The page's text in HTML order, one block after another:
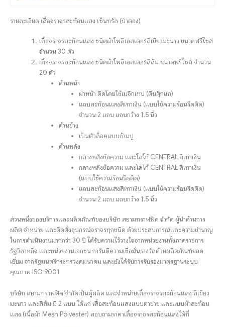
รายละเอียด เสื้อจราจรสะท้อนแสง เซ็นทรัล (ป่าตอง)
เสื้อจราจรสะท้อนแสง ชนิดผ้าโพลีเอสเตอร์สีเขียวมะนาว ขนาดฟรีไซส์
จำนวน 30 ตัว
เสื้อจราจรสะท้อนแสง ชนิดผ้าโพลีเอสเตอร์สีส้ม ขนาดฟรีไซส์ จำนวน
20 ตัว
ด้านหน้า
ผ่าหน้า ติดโดยใช้เมจิกเทป (ตีนตุ๊กแก)
แถบสะท้อนแสงสีเทาเงิน (แบบใช้ความร้อนรีดติด)
จำนวน 2 แถบ แถบกว้าง 1.5 นิ้ว
ด้านข้าง
เป็นตัวล็อคแบบก้ามปู
ด้านหลัง
กลางหลังข้อความ และโลโก้ CENTRAL สีเทาเงิน
กลางหลังข้อความ และโลโก้ CENTRAL สีเทาเงิน
(แบบใช้ความร้อนรีดติด)
แถบสะท้อนแสงสีเทาเงิน (แบบใช้ความร้อนรีดติด)
จำนวน 2 แถบ แถบกว้าง 1.5 นิ้ว
ส่วนหนึ่งของบริการและผลิตภัณฑ์ของบริษัท สยามทราฟฟิค จำกัด ผู้นำด้านการ
ผลิต จำหน่าย และติดตั้งอุปกรณ์จราจรทุกชนิด ด้วยประสบการณ์และความชำนาญ
ในการดำเนินงานมากกว่า 30 ปี ได้รับความไว้วางใจจากหน่วยงานทั้งภาคราชการ
รัฐวิสาหกิจ และหน่วยงานเอกชน การันตีความเชื่อมั่นรางวัลด้วยผลิตภัณฑ์ยอด
เยี่ยม จากรัฐมนตรีกระทรวงคมนาคม และยังได้รับการรับรองมาตรฐานระบบ
คุณภาพ ISO 9001
บริษัท สยามทราฟฟิค จำกัดเป็นผู้ผลิต และจำหน่ายเสื้อจราจรสะท้อนแสง สีเขียว
มะนาว และสีส้ม มี 2 แบบ ได้แก่ เสื้อสะท้อนแสงแบบตาข่าย และแบบผ้าสะท้อน
แสง (เนื้อผ้า Mesh Polyester) สอบถามราคาเสื้อจราจรสะท้อนแสงได้ที่